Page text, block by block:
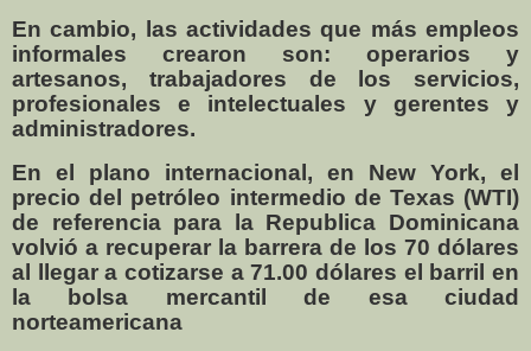
En cambio, las actividades que más empleos
informales crearon son: operarios y
artesanos, trabajadores de los servicios,
profesionales e intelectuales y gerentes y
administradores.
En el plano internacional, en New York, el
precio del petróleo intermedio de Texas (WTI)
de referencia para la Republica Dominicana
volvió a recuperar la barrera de los 70 dólares
al llegar a cotizarse a 71.00 dólares el barril en
la bolsa mercantil de esa ciudad
norteamericana